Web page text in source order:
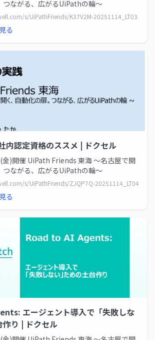
つながる、広がるUiPathの輪～
s/UiPathFriends/K37V2M-20251114_LT03
る
内認定資格のススメ | ドクセル
)開催 UiPath Friends 東海 ～名古屋で開
つながる、広がるUiPathの輪～
s/UiPathFriends/ZJQP7Q-20251114_LT04
る
エージェント導入で「失敗しな
り | ドクセル